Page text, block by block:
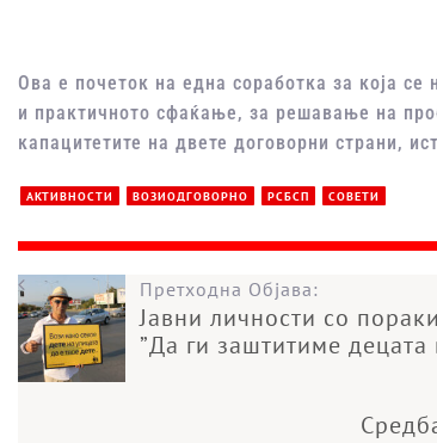
Ова е почеток на една соработка за која
и практичното сфаќање, за решавање на
капацитетите на двете договорни страни,
АКТИВНОСТИ ВОЗИОДГОВОРНО РСБСП СОВЕТИ
Претходна Објава:
Јавни личности со
”Да ги заштитиме децата